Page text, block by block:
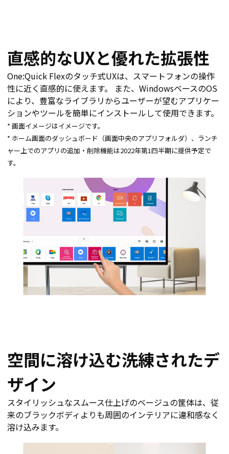
直感的なUXと優れた拡張性
One:Quick Flexのタッチ式UXは、スマートフォンの操作
性に近く直感的に使えます。 また、WindowsベースのOS
により、豊富なライブラリからユーザーが望むアプリケー
ションやツールを簡単にインストールして使用できます。
* 画面イメージはイメージです。
* ホーム画面のダッシュボード（画面中央のアプリフォルダ）、ランチ
ャー上でのアプリの追加・削除機能は2022年第1四半期に提供予定で
す。
空間に溶け込む洗練されたデ
ザイン
スタイリッシュなスムース仕上げのベージュの筐体は、従
来のブラックボディよりも周囲のインテリアに違和感なく
溶け込みます。